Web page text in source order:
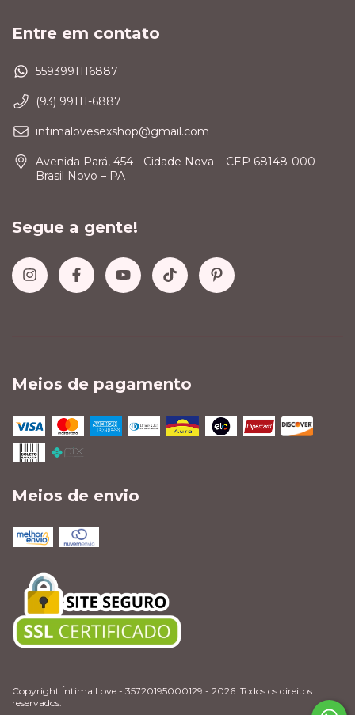
Entre em contato
5593991116887
(93) 99111-6887
intimalovesexshop@gmail.com
Avenida Pará, 454 - Cidade Nova – CEP 68148-000 –
Brasil Novo – PA
Segue a gente!
Meios de pagamento
Meios de envio
Copyright Íntima Love - 35720195000129 - 2026. Todos os direitos
reservados.